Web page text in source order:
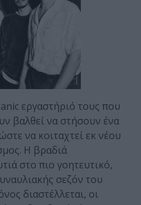
εργαστήριό τους που
βαλθεί να στήσουν ένα
να κοιταχτεί εκ νέου
Η βραδιά
στο πιο γοητευτικό,
σεζόν του
διαστέλλεται, οι